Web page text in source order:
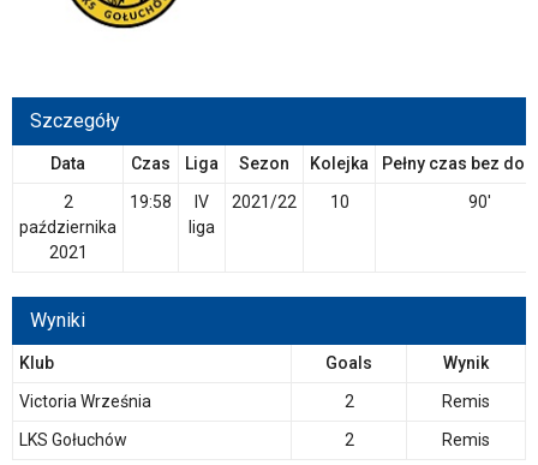
Szczegóły
Data Czas Liga Sezon Kolejka
Pełny czas bez
2
października
2021
19:58
IV
liga
2021/22 10 90'
Wyniki
Klub Goals
Wynik
Victoria Września
2
Remis
LKS Gołuchów
2 Remis